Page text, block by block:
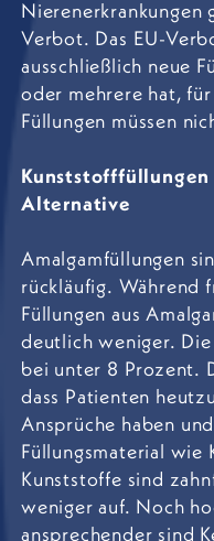
Nierenerkrankungen
Verbot. Das EU-
ausschließlich neue
oder mehrere hat,
Füllungen müssen
Alternative
Amalgamfüllungen
rückläufig. Während
Füllungen aus
deutlich weniger.
bei unter 8 Prozent.
dass Patienten
Ansprüche haben
Füllungsmaterial wie
Kunststoffe sind
weniger auf. Noch
ansprechender sind